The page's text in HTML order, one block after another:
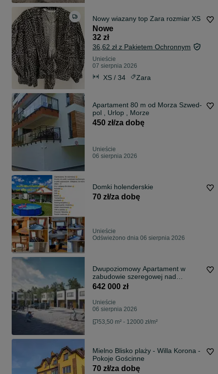
Nowy wiazany top Zara rozmiar XS
Nowe
32 zł
36,62 zł z Pakietem Ochronnym
Unieście
07 sierpnia 2026
XS / 34 Zara
Apartament 80 m od Morza Szwed-
pol , Urlop , Morze
450 zł/za dobę
Unieście
06 sierpnia 2026
Domki holenderskie
70 zł/za dobę
Unieście
Odświeżono dnia 06 sierpnia 2026
Dwupoziomowy Apartament w
zabudowie szeregowej nad
morzem. Mielno
642 000 zł
Unieście
06 sierpnia 2026
53,50 m² - 12000 zł/m²
Mielno Blisko plaży - Willa Korona -
Pokoje Gościnne
70 zł/za dobę